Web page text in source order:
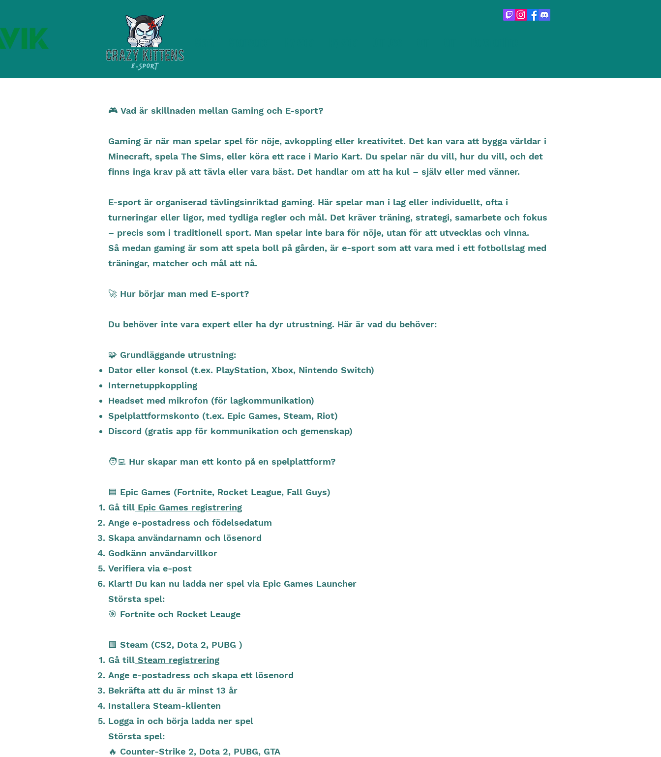
🎮 Vad är skillnaden mellan Gaming och E-sport?
Gaming är när man spelar spel för nöje, avkoppling eller kreativitet. Det kan vara att bygga världar i
Minecraft, spela The Sims, eller köra ett race i Mario Kart. Du spelar när du vill, hur du vill, och det
finns inga krav på att tävla eller vara bäst. Det handlar om att ha kul – själv eller med vänner.
E-sport är organiserad tävlingsinriktad gaming. Här spelar man i lag eller individuellt, ofta i
turneringar eller ligor, med tydliga regler och mål. Det kräver träning, strategi, samarbete och fokus
– precis som i traditionell sport. Man spelar inte bara för nöje, utan för att utvecklas och vinna.
Så medan gaming är som att spela boll på gården, är e-sport som att vara med i ett fotbollslag med
träningar, matcher och mål att nå.
🚀 Hur börjar man med E-sport?
Du behöver inte vara expert eller ha dyr utrustning. Här är vad du behöver:
🧩 Grundläggande utrustning:
Dator eller konsol (t.ex. PlayStation, Xbox, Nintendo Switch)
Internetuppkoppling
Headset med mikrofon (för lagkommunikation)
Spelplattformskonto (t.ex. Epic Games, Steam, Riot)
Discord (gratis app för kommunikation och gemenskap)
🧑‍💻 Hur skapar man ett konto på en spelplattform?
🟦 Epic Games (Fortnite, Rocket League, Fall Guys)
Gå till Epic Games registrering
Ange e-postadress och födelsedatum
Skapa användarnamn och lösenord
Godkänn användarvillkor
Verifiera via e-post
Klart! Du kan nu ladda ner spel via Epic Games Launcher
Största spel:
🎯 Fortnite och Rocket Leauge
🟩 Steam (CS2, Dota 2, PUBG )
Gå till Steam registrering
Ange e-postadress och skapa ett lösenord
Bekräfta att du är minst 13 år
Installera Steam-klienten
Logga in och börja ladda ner spel
Största spel:
🔥 Counter-Strike 2, Dota 2, PUBG, GTA